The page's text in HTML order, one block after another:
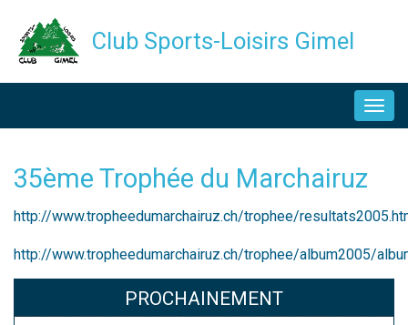
Club Sports-Loisirs Gimel
35ème Trophée du Marchairuz
Description
http://www.tropheedumarchairuz.ch/trophee/
http://www.tropheedumarchairuz.ch/trophee/album2005/
PROCHAINEMENT